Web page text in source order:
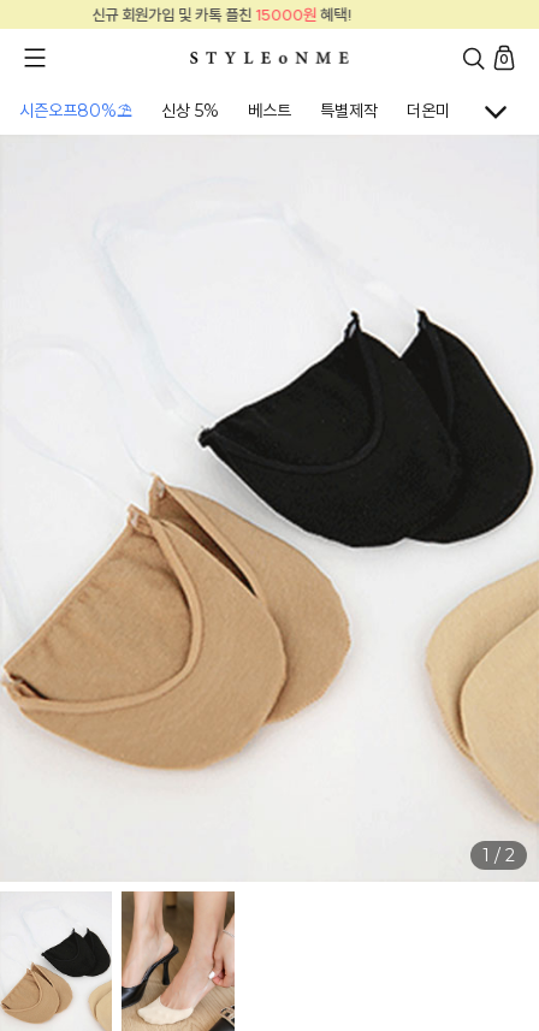
신규 회원가입 및 카톡 플친15000원혜택!
0
시즌오프80%⛱ 신상 5% 베스트 특별제작 더온미 골프웨어
1 / 2